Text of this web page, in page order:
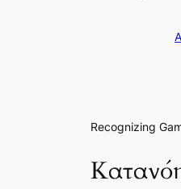
Recognizing